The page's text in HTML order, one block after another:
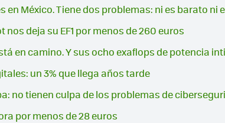
México. Tiene dos problemas: ni es barato ni
deja su EF1 por menos de 260 euros
en camino. Y sus ocho exaflops de potencia
un 3% que llega años tarde
no tienen culpa de los problemas de
por menos de 28 euros